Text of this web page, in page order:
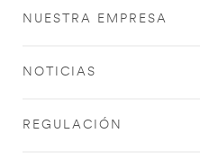
NUESTRA EMPRESA
NOTICIAS
REGULACIÓN